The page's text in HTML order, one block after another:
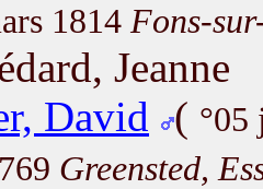
1814 Fons-
Jeanne
David
(
Greensted,